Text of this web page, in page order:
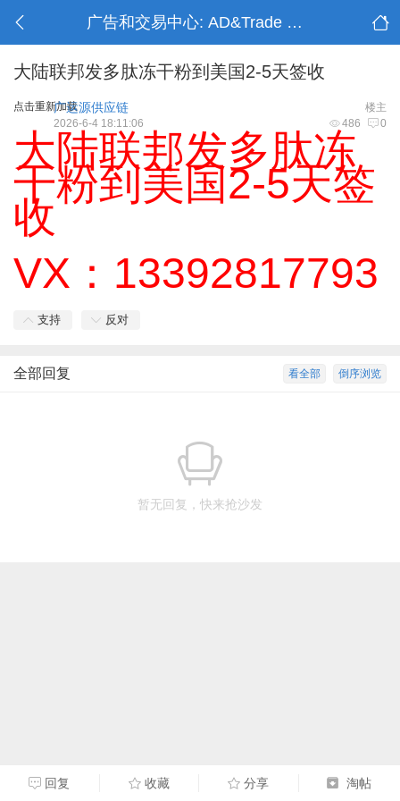
广告和交易中心: AD&Trade Center
大陆联邦发多肽冻干粉到美国2-5天签收
点击重新加载 楼主
广运源供应链
486 0
2026-6-4 18:11:06
大陆联邦发多肽冻
干粉到美国2-5天签
收
VX：13392817793
支持 反对
倒序浏览
看全部
全部回复
暂无回复，快来抢沙发
回复 收藏 分享 淘帖